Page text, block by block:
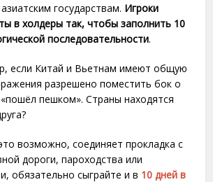
государствам. Игроки
в холдеры так, чтобы заполнить 10
последовательности.
если Китай и Вьетнам имеют общую
разрешено поместить бок о
пешком». Страны находятся
возможно, соединяет прокладка с
дороги, пароходства или
обязательно сыграйте и в 10 дней в